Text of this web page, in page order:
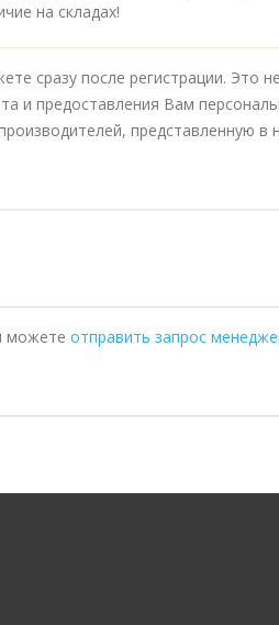
на складах!
сразу после регистрации. Это
и предоставления Вам
представленную в
можете отправить запрос